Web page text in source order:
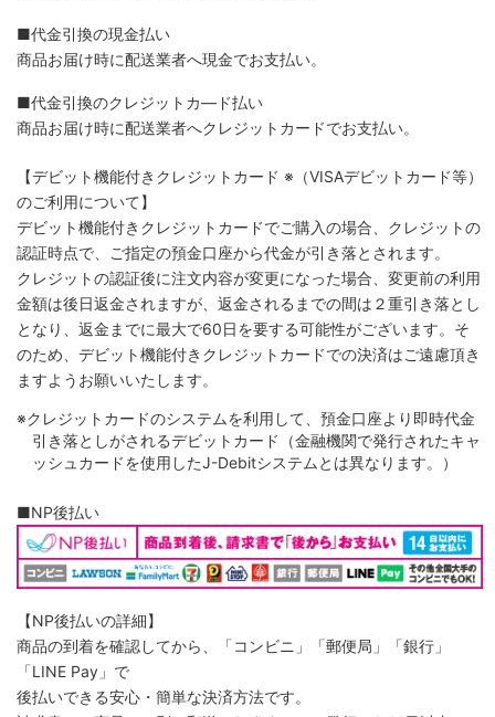
■代金引換の現金払い
商品お届け時に配送業者へ現金でお支払い。
■代金引換のクレジットカ―ド払い
商品お届け時に配送業者へクレジットカードでお支払い。
【デビット機能付きクレジットカード ※（VISAデビットカード等）
のご利用について】
デビット機能付きクレジットカードでご購入の場合、クレジットの
認証時点で、ご指定の預金口座から代金が引き落とされます。
クレジットの認証後に注文内容が変更になった場合、変更前の利用
金額は後日返金されますが、返金されるまでの間は２重引き落とし
となり、返金までに最大で60日を要する可能性がございます。そ
のため、デビット機能付きクレジットカードでの決済はご遠慮頂き
ますようお願いいたします。
※クレジットカードのシステムを利用して、預金口座より即時代金
引き落としがされるデビットカード（金融機関で発行されたキャ
ッシュカードを使用したJ-Debitシステムとは異なります。）
■NP後払い
【NP後払いの詳細】
商品の到着を確認してから、「コンビニ」「郵便局」「銀行」
「LINE Pay」で
後払いできる安心・簡単な決済方法です。